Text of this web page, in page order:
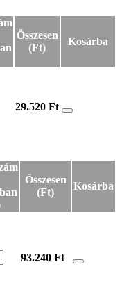
Összesen
(Ft)
Kosárba
29.520 Ft
Összesen
(Ft)
Kosárba
93.240 Ft